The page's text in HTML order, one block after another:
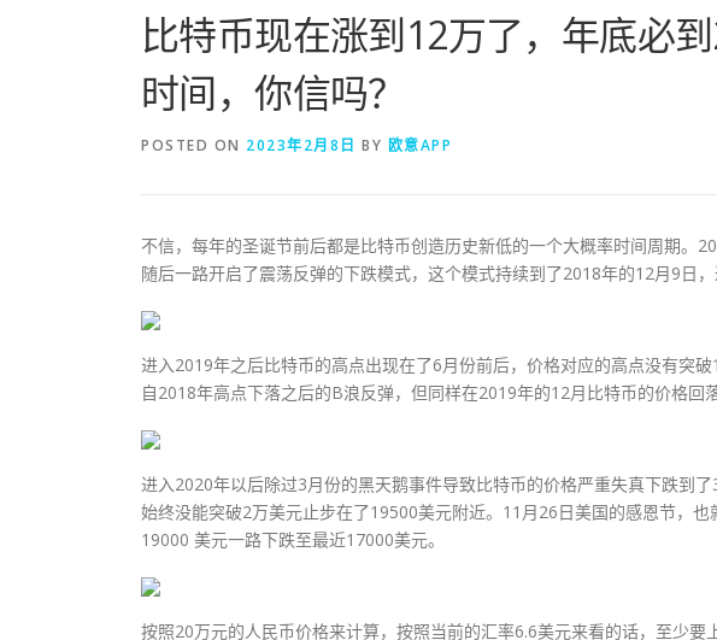
比特币现在涨到12万了，年底必
时间，你信吗？
POSTED ON 2023年2月8日 BY 欧意APP
不信，每年的圣诞节前后都是比特币创造历史新低的一个大概率时间周期。
随后一路开启了震荡反弹的下跌模式，这个模式持续到了2018年的12月9日，
进入2019年之后比特币的高点出现在了6月份前后，价格对应的高点没有突
自2018年高点下落之后的B浪反弹，但同样在2019年的12月比特币的价格回
进入2020年以后除过3月份的黑天鹅事件导致比特币的价格严重失真下跌到
始终没能突破2万美元止步在了19500美元附近。11月26日美国的感恩节，
19000 美元一路下跌至最近17000美元。
按照20万元的人民币价格来计算，按照当前的汇率6.6美元来看的话，至少